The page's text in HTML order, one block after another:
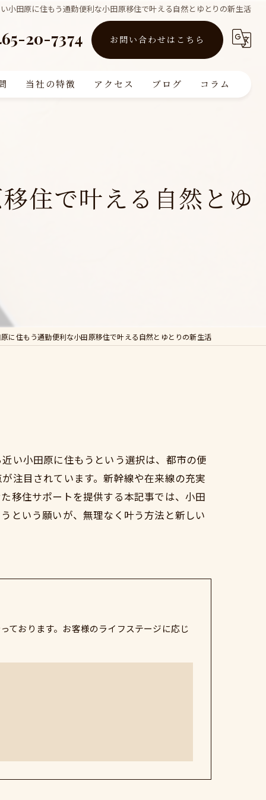
小田原に住もう通勤便利な小田原移住で叶える自然とゆとりの新生活
20-7374 お問い合わせはこちら
当社の特徴
査定
アクセス ブログ コラム
住で叶える自然とゆ
に住もう通勤便利な小田原移住で叶える自然とゆとりの新生活
い小田原に住もうという選択は、都市の便
注目されています。新幹線や在来線の充実
移住サポートを提供する本記事では、小田
という願いが、無理なく叶う方法と新しい
ております。お客様のライフステージに応じ